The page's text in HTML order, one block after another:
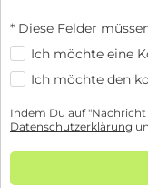
* Diese Felder
Ich möchte eine
Ich möchte den
Indem Du auf
Datenschutzerklärung